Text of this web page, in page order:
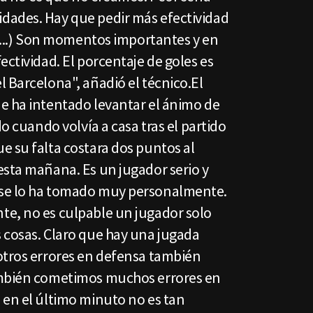
Hay que pedir más efectividad
Son momentos importantes y en
El porcentaje de goles es
Barcelona", añadió el técnico.El
ha intentado levantar el ánimo de
cuando volvía a casa tras el partido
su falta costara dos puntos al
mañana. Es un jugador serio y
lo ha tomado muy personalmente.
no es culpable un jugador solo
Claro que hay una jugada
errores en defensa también
cometimos muchos errores en
el último minuto no es tan